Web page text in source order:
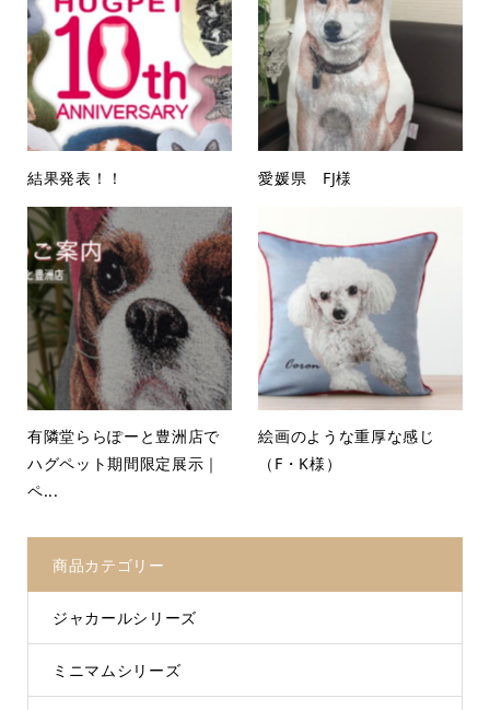
結果発表！！ 愛媛県 FJ様
有隣堂ららぽーと豊洲店で
ハグペット期間限定展示｜
ペ...
絵画のような重厚な感じ
（F・K様）
商品カテゴリー
ジャカールシリーズ
ミニマムシリーズ